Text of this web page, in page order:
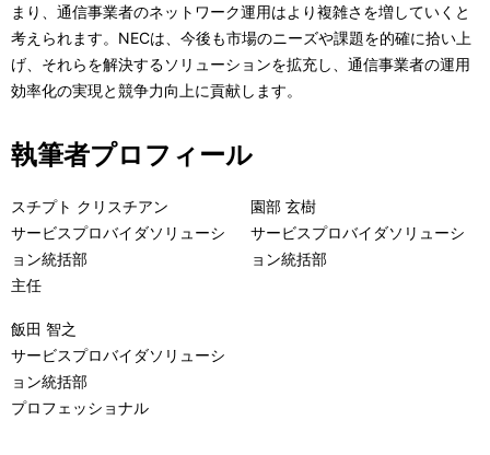
まり、通信事業者のネットワーク運用はより複雑さを増していくと
考えられます。NECは、今後も市場のニーズや課題を的確に拾い上
げ、それらを解決するソリューションを拡充し、通信事業者の運用
効率化の実現と競争力向上に貢献します。
執筆者プロフィール
スチプト クリスチアン
サービスプロバイダソリューシ
ョン統括部
主任
園部 玄樹
サービスプロバイダソリューシ
ョン統括部
飯田 智之
サービスプロバイダソリューシ
ョン統括部
プロフェッショナル